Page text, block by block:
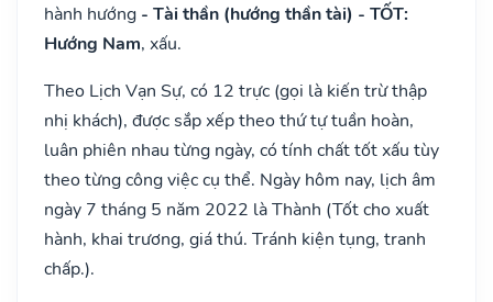
hành hướng - Tài thần (hướng thần tài) - TỐT:
Hướng Nam, xấu.
Theo Lịch Vạn Sự, có 12 trực (gọi là kiến trừ thập
nhị khách), được sắp xếp theo thứ tự tuần hoàn,
luân phiên nhau từng ngày, có tính chất tốt xấu tùy
theo từng công việc cụ thể. Ngày hôm nay, lịch âm
ngày 7 tháng 5 năm 2022 là Thành (Tốt cho xuất
hành, khai trương, giá thú. Tránh kiện tụng, tranh
chấp.).